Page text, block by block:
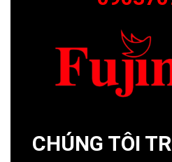
CHÚNG TÔI